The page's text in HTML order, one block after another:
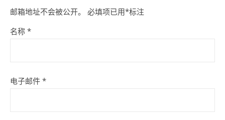
邮箱地址不会被公开。 必填项已用*标注
名称 *
电子邮件 *